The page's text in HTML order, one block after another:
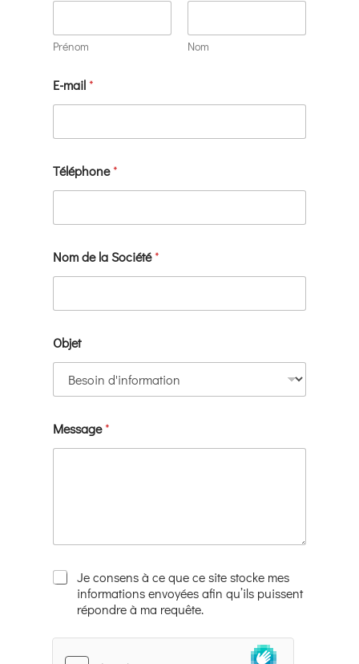
Prénom Nom
E-mail*
Téléphone*
-
m
i
l
a
d
Nom de la Société*
Objet
Message*
Je consens à ce que ce site stocke mes
informations envoyées afin qu’ils puissent
répondre à ma requête.